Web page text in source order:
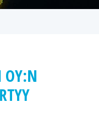
OY:N